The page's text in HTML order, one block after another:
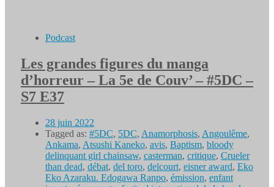
Podcast
Les grandes figures du manga
d’horreur – La 5e de Couv’ – #5DC –
S7 E37
28 juin 2022
Tagged as: #5DC, 5DC, Anamorphosis, Angoulême,
Ankama, Atsushi Kaneko, avis, Baptism, bloody
delinquant girl chainsaw, casterman, critique, Crueler
than dead, débat, del toro, delcourt, eisner award, Eko
Eko Azaraku. Edogawa Ranpo, émission, enfant